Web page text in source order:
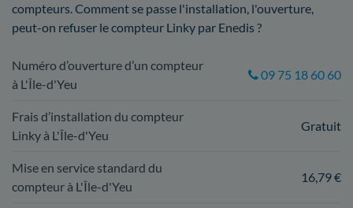
compteurs. Comment se passe l'installation, l'ouverture,
peut-on refuser le compteur Linky par Enedis ?
Numéro d’ouverture d’un compteur
à L'Île-d'Yeu
09 75 18 60 60
Frais d’installation du compteur
Linky à L'Île-d'Yeu
Gratuit
Mise en service standard du
compteur à L'Île-d'Yeu
16,79 €